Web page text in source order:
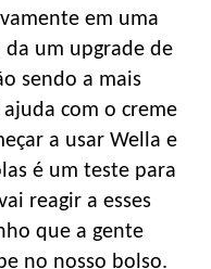
em uma
um upgrade de
sendo a mais
com o creme
a usar Wella e
é um teste para
reagir a esses
que a gente
no nosso bolso.